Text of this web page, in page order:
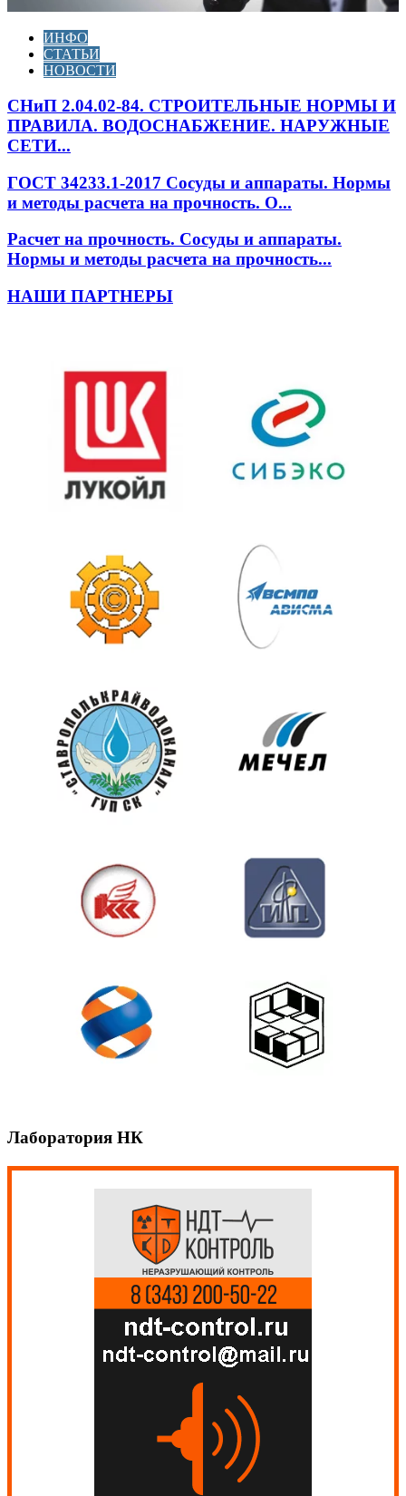
ИНФО
СТАТЬИ
НОВОСТИ
СНиП 2.04.02-84. СТРОИТЕЛЬНЫЕ НОРМЫ И
ПРАВИЛА. ВОДОСНАБЖЕНИЕ. НАРУЖНЫЕ
СЕТИ...
ГОСТ 34233.1-2017 Сосуды и аппараты. Нормы
и методы расчета на прочность. О...
Расчет на прочность. Сосуды и аппараты.
Нормы и методы расчета на прочность...
НАШИ ПАРТНЕРЫ
Лаборатория НК